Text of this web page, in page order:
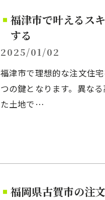
福津市で叶えるス
する
2025/01/02
福津市で理想的な注文住
つの鍵となります。異な
た土地で…
福岡県古賀市の注